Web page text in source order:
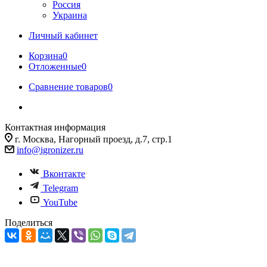
Россия
Украина
Личный кабинет
Корзина0
Отложенные0
Сравнение товаров0
Контактная информация
г. Москва, Нагорный проезд, д.7, стр.1
info@igronizer.ru
Вконтакте
Telegram
YouTube
Поделиться